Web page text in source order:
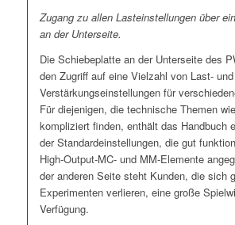
Zugang zu allen Lasteinstellungen über
an der Unterseite.
Die Schiebeplatte an der Unterseite des
den Zugriff auf eine Vielzahl von Last- und
Verstärkungseinstellungen für
Für diejenigen, die technische Themen
kompliziert finden, enthält das Handbuch
der Standardeinstellungen, die gut
High-Output-MC- und MM-Elemente
der anderen Seite steht Kunden, die sich
Experimenten verlieren, eine große
Verfügung.